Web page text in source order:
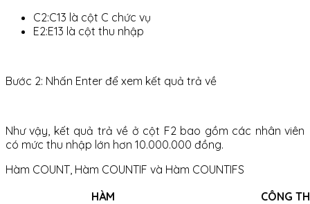
C2:C13 là cột C chức vụ
E2:E13 là cột thu nhập
Bước 2: Nhấn Enter để xem kết quả trả về
Như vậy, kết quả trả về ở cột F2 bao gồm các nhân viên
có mức thu nhập lớn hơn 10.000.000 đồng.
Hàm COUNT, Hàm COUNTIF và Hàm COUNTIFS
HÀM
CÔNG